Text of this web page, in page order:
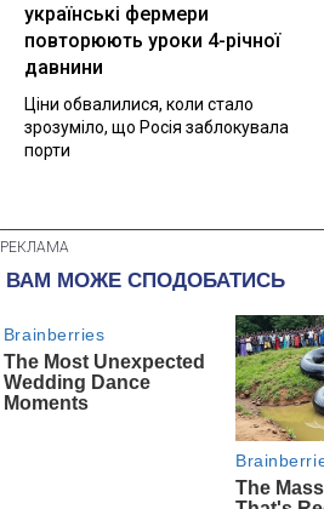
українські фермери
повторюють уроки 4-річної
давнини
Ціни обвалилися, коли стало
зрозуміло, що Росія заблокувала
порти